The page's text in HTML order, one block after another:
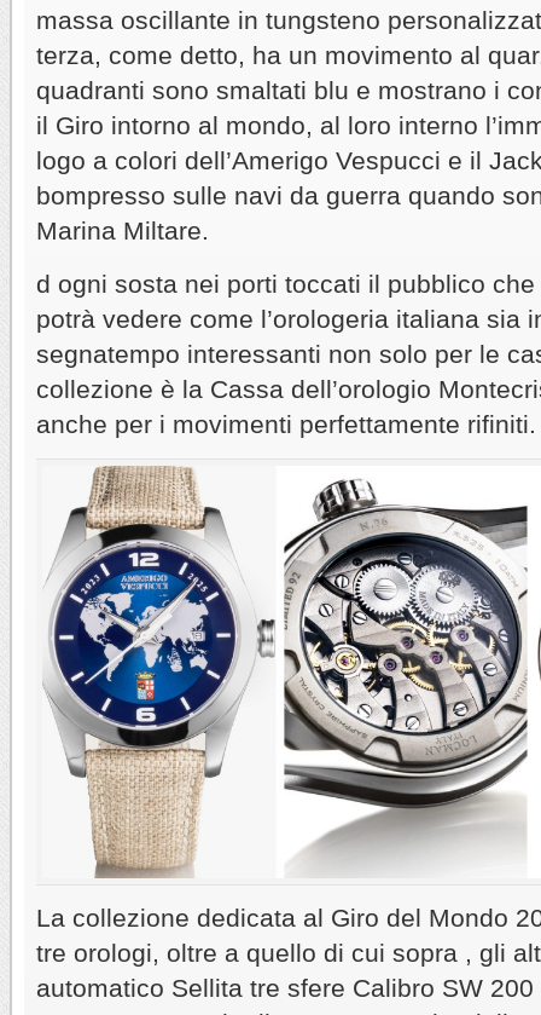
massa oscillante in tungsteno
terza, come detto, ha un movimento al
quadranti sono smaltati blu e mostrano i
il Giro intorno al mondo, al loro interno
logo a colori dell’Amerigo Vespucci e il
bompresso sulle navi da guerra quando
Marina Miltare.
d ogni sosta nei porti toccati il pubblico
potrà vedere come l’orologeria italiana sia
segnatempo interessanti non solo per le
collezione è la Cassa dell’orologio
anche per i movimenti perfettamente rifiniti.
La collezione dedicata al Giro del Mondo
tre orologi, oltre a quello di cui sopra , gli
automatico Sellita tre sfere Calibro SW